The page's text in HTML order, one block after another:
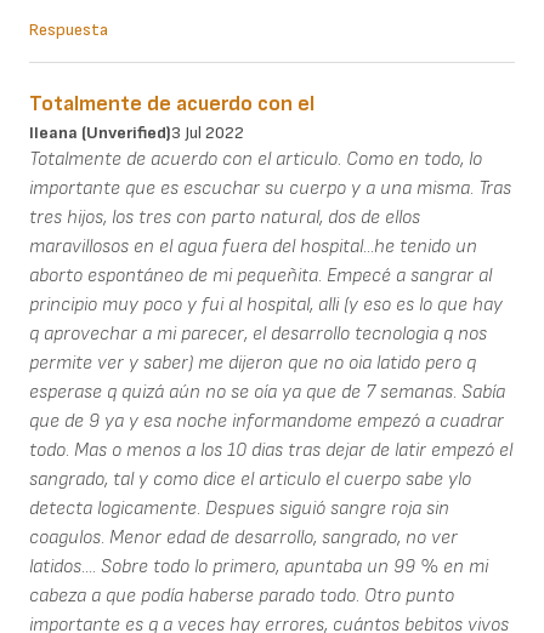
Respuesta
Totalmente de acuerdo con el
Ileana (unverified)3 Jul 2022
Totalmente de acuerdo con el articulo. Como en todo, lo
importante que es escuchar su cuerpo y a una misma. Tras
tres hijos, los tres con parto natural, dos de ellos
maravillosos en el agua fuera del hospital...he tenido un
aborto espontáneo de mi pequeñita. Empecé a sangrar al
principio muy poco y fui al hospital, alli (y eso es lo que hay
q aprovechar a mi parecer, el desarrollo tecnologia q nos
permite ver y saber) me dijeron que no oia latido pero q
esperase q quizá aún no se oía ya que de 7 semanas. Sabía
que de 9 ya y esa noche informandome empezó a cuadrar
todo. Mas o menos a los 10 dias tras dejar de latir empezó el
sangrado, tal y como dice el articulo el cuerpo sabe ylo
detecta logicamente. Despues siguió sangre roja sin
coagulos. Menor edad de desarrollo, sangrado, no ver
latidos.... Sobre todo lo primero, apuntaba un 99 % en mi
cabeza a que podía haberse parado todo. Otro punto
importante es q a veces hay errores, cuántos bebitos vivos